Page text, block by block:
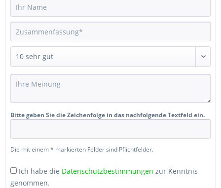
Bitte geben Sie die Zeichenfolge in das nachfolgende Textfeld ein.
Die mit einem * markierten Felder sind Pflichtfelder.
Ich habe die Datenschutzbestimmungen zur Kenntnis
genommen.